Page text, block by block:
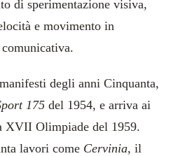
di sperimentazione visiva,
e movimento in
degli anni Cinquanta,
175 del 1954, e arriva ai
XVII Olimpiade del 1959.
lavori come Cervinia, il